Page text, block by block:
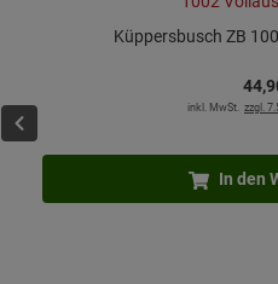
Küppersbusch ZB
44,
inkl. MwSt. zzgl.
In den